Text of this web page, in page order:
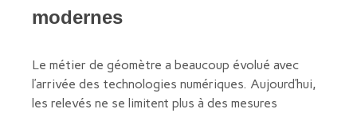
modernes
Le métier de géomètre a beaucoup évolué avec
l’arrivée des technologies numériques. Aujourd’hui,
les relevés ne se limitent plus à des mesures